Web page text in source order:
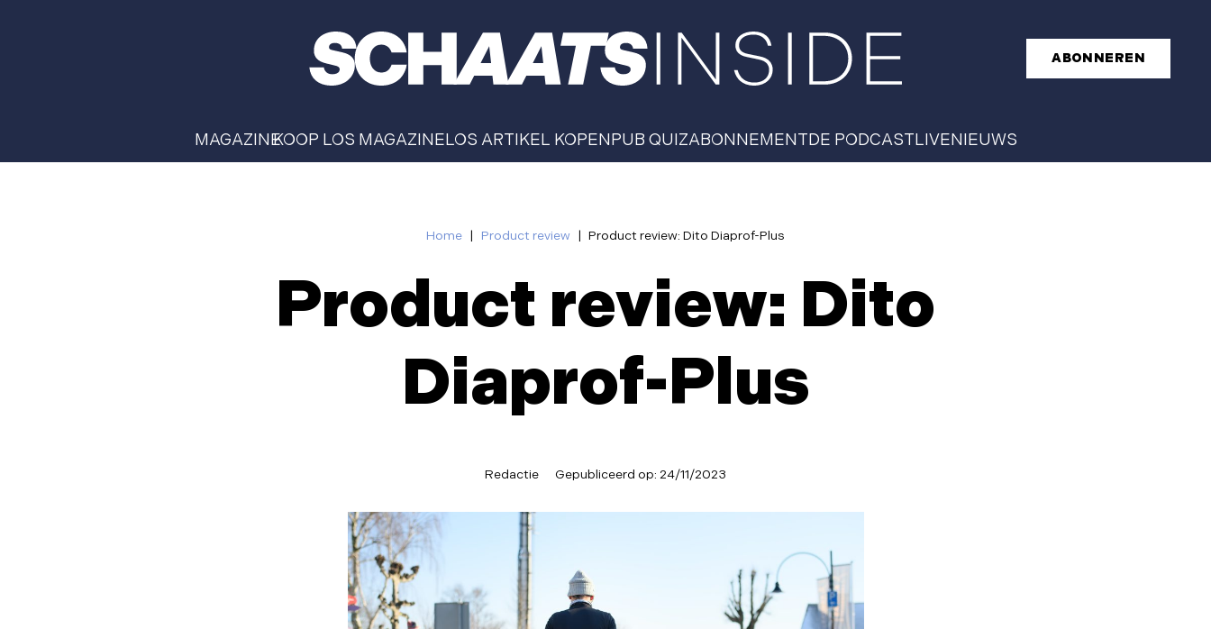
ABONNEREN
MAGAZINEKOOP LOS MAGAZINELOS ARTIKEL KOPENPUB QUIZABONNEMENTDE PODCASTLIVENIEUWS
Home | Product review | ​Product review: Dito Diaprof-Plus
​Product review: Dito
Diaprof-Plus
Redactie Gepubliceerd op: 24/11/2023